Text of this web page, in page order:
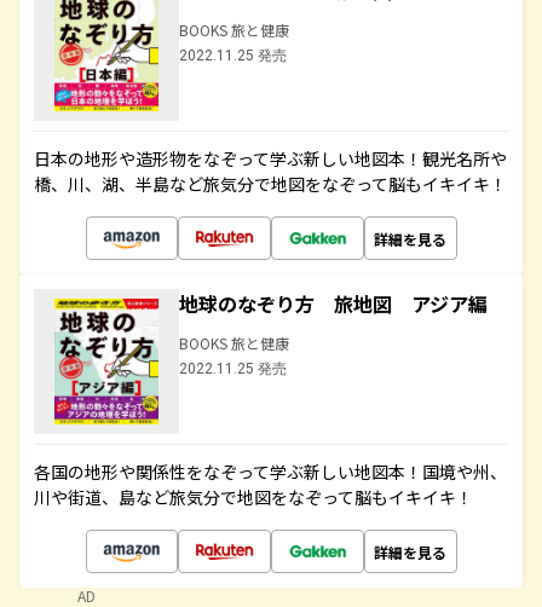
BOOKS 旅と健康
2022.11.25 発売
日本の地形や造形物をなぞって学ぶ新しい地図本！観光名所や
橋、川、湖、半島など旅気分で地図をなぞって脳もイキイキ！
詳細を見る
地球のなぞり方 旅地図 アジア編
BOOKS 旅と健康
2022.11.25 発売
各国の地形や関係性をなぞって学ぶ新しい地図本！国境や州、
川や街道、島など旅気分で地図をなぞって脳もイキイキ！
詳細を見る
AD